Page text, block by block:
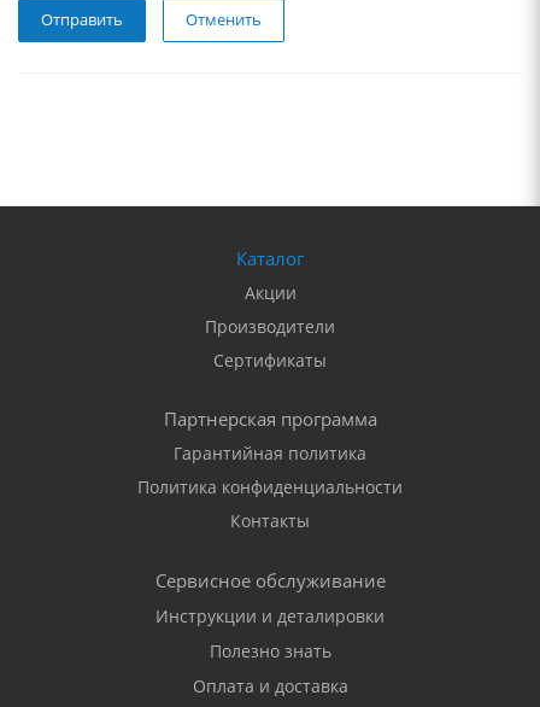
Отменить
Каталог
Акции
Производители
Сертификаты
Партнерская программа
Гарантийная политика
Политика конфиденциальности
Контакты
Сервисное обслуживание
Инструкции и деталировки
Полезно знать
Оплата и доставка